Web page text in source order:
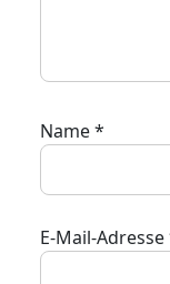
Name*
E-Mail-Adresse